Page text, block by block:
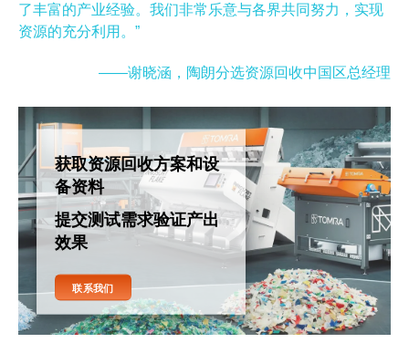
了丰富的产业经验。我们非常乐意与各界共同努力，实现
资源的充分利用。”
——谢晓涵，陶朗分选资源回收中国区总经理
获取资源回收方案和设
备资料
提交测试需求验证产出
效果
联系我们